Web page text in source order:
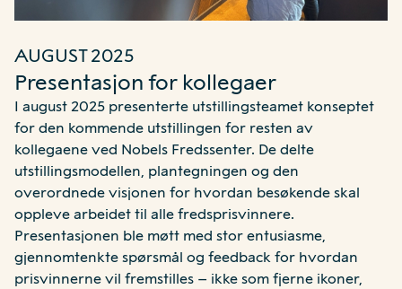
AUGUST 2025
Presentasjon for kollegaer
I august 2025 presenterte utstillingsteamet konseptet
for den kommende utstillingen for resten av
kollegaene ved Nobels Fredssenter. De delte
utstillingsmodellen, plantegningen og den
overordnede visjonen for hvordan besøkende skal
oppleve arbeidet til alle fredsprisvinnere.
Presentasjonen ble møtt med stor entusiasme,
gjennomtenkte spørsmål og feedback for hvordan
prisvinnerne vil fremstilles – ikke som fjerne ikoner,